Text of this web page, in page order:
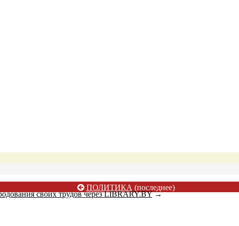
ПОЛИТИКА (последнее)
своих трудов через LIBRARY.BY→